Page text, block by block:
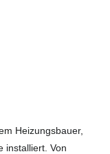
Heizungsbauer,
installiert. Von